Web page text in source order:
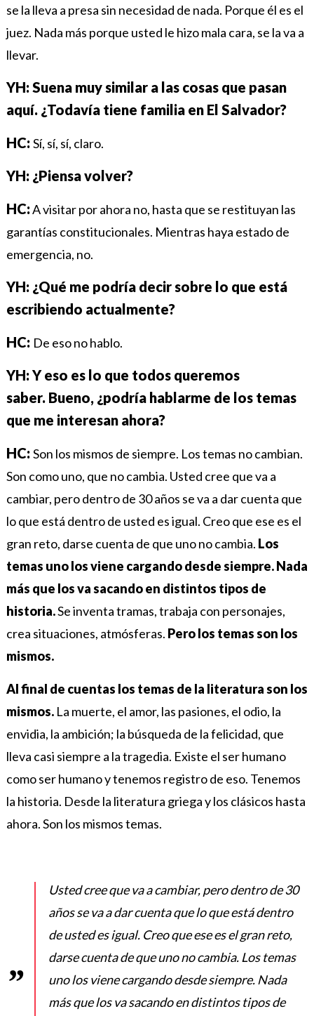
se la lleva a presa sin necesidad de nada. Porque él es el
juez. Nada más porque usted le hizo mala cara, se la va a
llevar.
YH:Suena muy similar a las cosas que pasan
aquí. ¿Todavía tiene familia en El Salvador?
HC:Sí, sí, sí, claro.
YH: ¿Piensa volver?
HC:A visitar por ahora no, hasta que se restituyan las
garantías constitucionales. Mientras haya estado de
emergencia, no.
YH: ¿Qué me podría decir sobre lo que está
escribiendo actualmente?
HC: De eso no hablo.
YH: Y eso es lo que todos queremos
saber. Bueno, ¿podría hablarme de los temas
que me interesan ahora?
HC:Son los mismos de siempre. Los temas no cambian.
Son como uno, que no cambia. Usted cree que va a
cambiar, pero dentro de 30 años se va a dar cuenta que
lo que está dentro de usted es igual. Creo que ese es el
gran reto, darse cuenta de que uno no cambia. Los
temas uno los viene cargando desde siempre. Nada
más que los va sacando en distintos tipos de
historia.Se inventa tramas, trabaja con personajes,
crea situaciones, atmósferas. Pero los temas son los
mismos.
Al final de cuentas los temas de la literatura son los
mismos. La muerte, el amor, las pasiones, el odio, la
envidia, la ambición; la búsqueda de la felicidad, que
lleva casi siempre a la tragedia. Existe el ser humano
como ser humano y tenemos registro de eso. Tenemos
la historia. Desde la literatura griega y los clásicos hasta
ahora. Son los mismos temas.
Usted cree que va a cambiar, pero dentro de 30
años se va a dar cuenta que lo que está dentro
de usted es igual. Creo que ese es el gran reto,
darse cuenta de que uno no cambia. Los temas
uno los viene cargando desde siempre. Nada
más que los va sacando en distintos tipos de